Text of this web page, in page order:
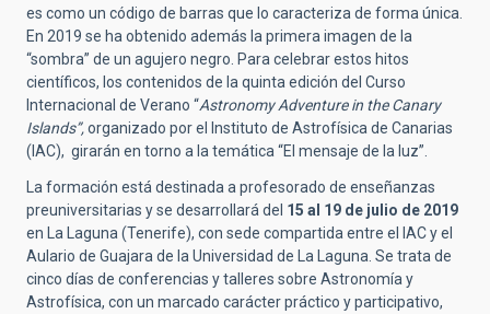
es como un código de barras que lo caracteriza de forma única.
En 2019 se ha obtenido además la primera imagen de la
“sombra” de un agujero negro. Para celebrar estos hitos
científicos, los contenidos de la quinta edición del Curso
Internacional de Verano “Astronomy Adventure in the Canary
Islands”,organizado por el Instituto de Astrofísica de Canarias
(IAC), girarán en torno a la temática “El mensaje de la luz”.
La formación está destinada a profesorado de enseñanzas
preuniversitarias y se desarrollará del 15 al 19 de julio de 2019
en La Laguna (Tenerife), con sede compartida entre el IAC y el
Aulario de Guajara de la Universidad de La Laguna. Se trata de
cinco días de conferencias y talleres sobre Astronomía y
Astrofísica, con un marcado carácter práctico y participativo,